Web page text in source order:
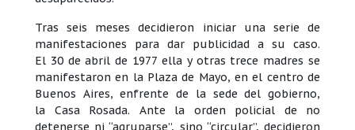
Tras seis meses decidieron iniciar una serie de
manifestaciones para dar publicidad a su caso.
El 30 de abril de 1977 ella y otras trece madres se
manifestaron en la Plaza de Mayo, en el centro de
Buenos Aires, enfrente de la sede del gobierno,
la Casa Rosada. Ante la orden policial de no
detenerse ni “agruparse”, sino “circular”, decidieron